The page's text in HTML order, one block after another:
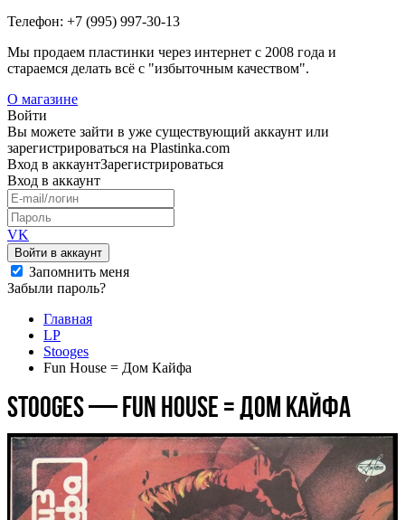
Телефон: +7 (995) 997-30-13
Мы продаем пластинки через интернет c 2008 года и
стараемся делать всё с "избыточным качеством".
О магазине
Войти
Вы можете зайти в уже существующий аккаунт или
зарегистрироваться на Plastinka.com
Вход в аккаунтЗарегистрироваться
Вход в аккаунт
VK
Войти в аккаунт
Запомнить меня
Забыли пароль?
Главная
LP
Stooges
Fun House = Дом Кайфа
Stooges — Fun House = Дом Кайфа